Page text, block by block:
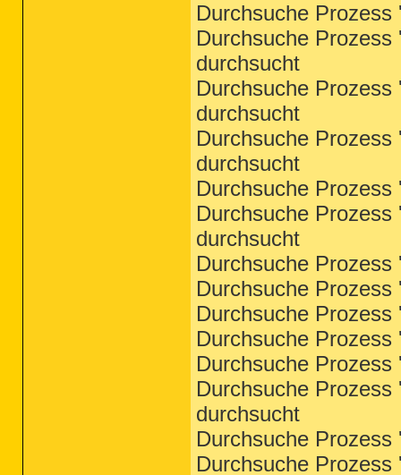
Durchsuche
Durchsuche
durchsucht
Durchsuche
durchsucht
Durchsuche
durchsucht
Durchsuche
Durchsuche
durchsucht
Durchsuche
Durchsuche
Durchsuche
Durchsuche
Durchsuche
Durchsuche
durchsucht
Durchsuche
Durchsuche